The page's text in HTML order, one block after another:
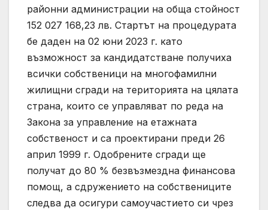
районни администрации на обща стойност
152 027 168,23 лв. Стартът на процедурата
бе даден на 02 юни 2023 г. като
възможност за кандидатстване получиха
всички собственици на многофамилни
жилищни сгради на територията на цялата
страна, които се управляват по реда на
Закона за управление на етажната
собственост и са проектирани преди 26
април 1999 г. Одобрените сгради ще
получат до 80 % безвъзмездна финансова
помощ, а сдружението на собствениците
следва да осигури самоучастието си чрез